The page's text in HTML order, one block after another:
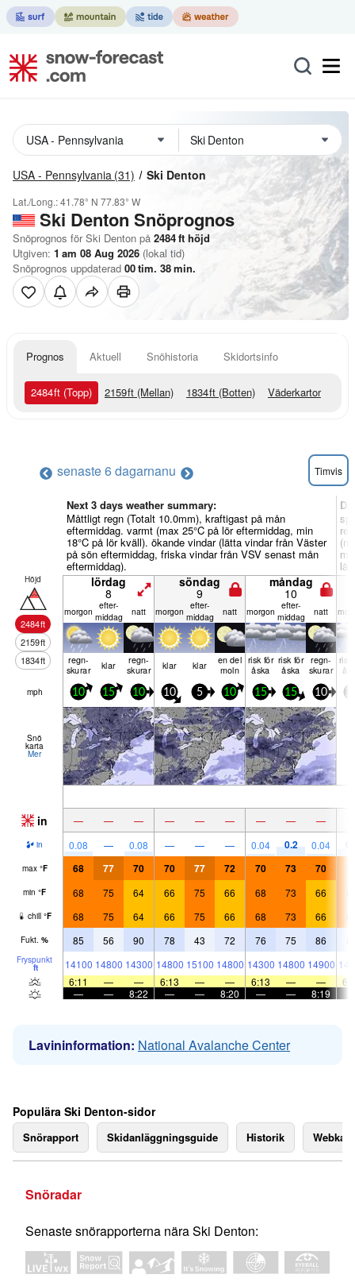
USA - Pennsylvania (31) Ski Denton
Lat./Long.:41.78° N 77.83° W
Ski Denton Snöprognos
Snöprognos för Ski Denton på 2484ft höjd
Utgiven: 1 am 08 Aug 2026 (lokal tid)
Snöprognos uppdaterad 00tim. 38min.
Prognos Aktuell Snöhistoria Skidortsinfo
2484ft (Topp) 2159ft (Mellan) 1834ft (Botten) Väderkartor
senaste 6 dagarnanu Timvis
Next 3 days weather summary:
Måttligt regn (Totalt 10.0mm), kraftigast på mån
eftermiddag. varmt (max 25°C på lör eftermiddag, min
18°C på lör kväll). ökande vindar (lätta vindar från Väster
på sön eftermiddag, friska vindar från VSV senast mån
eftermiddag).
Höjd
2484ft
2159ft
1834ft
lördag
8
söndag
9
måndag
10
mor­gon efter­
middag
natt mor­gon efter­
middag
natt mor­gon efter­
middag
natt
regn­
skurar klar regn­
skurar klar klar en del
moln
risk för
åska
risk för
åska
regn­
skurar
risk
mph 10 15 10 10 5 10 15 15 10
Snö
karta
Mer
in — — — — — — — — —
in 0.08 — 0.08 — — — 0.04 0.2 0.04
max °F 68 77 70 70 77 72 70 73 70
min °F 68 75 64 66 75 66 68 73 66
chill °F 68 75 64 66 75 66 68 73 66
Fukt. % 85 56 90 78 43 72 76 75 86
Fryspunkt
ft 14100 14800 14300 14800 15100 14800 14300 14800 14900
6:11
— — 6:13 — — 6:13 — —
—
— 8:22 — — 8:20 — — 8:19
Lavininformation: National Avalanche Center
Populära Ski Denton-sidor
Snörapport Skidanläggningsguide Historik
Snöradar
Senaste snörapporterna nära Ski Denton: